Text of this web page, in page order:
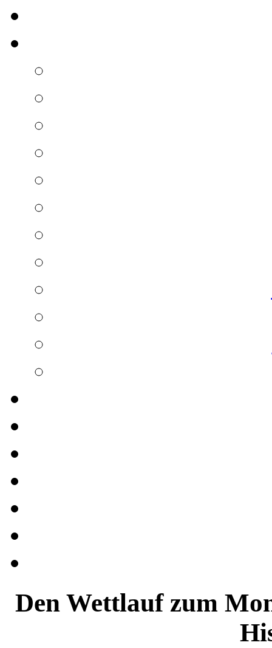
Den Wettlauf zum